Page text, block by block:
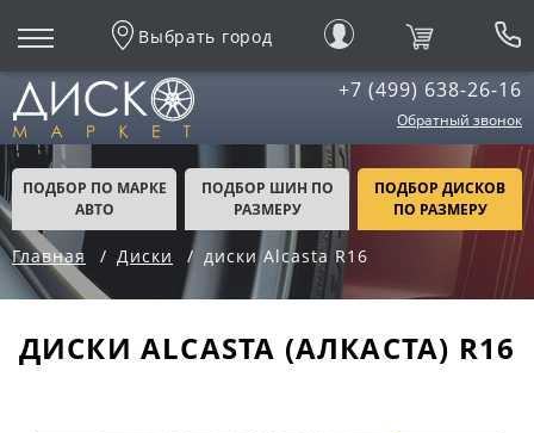
Выбрать город
+7 (499) 638-26-16
Обратный звонок
ПОДБОР ПО МАРКЕ
АВТО
ПОДБОР ШИН ПО
РАЗМЕРУ
ПОДБОР ДИСКОВ
ПО РАЗМЕРУ
Главная Диски диски Alcasta R16
ДИСКИ ALCASTA (АЛКАСТА) R16